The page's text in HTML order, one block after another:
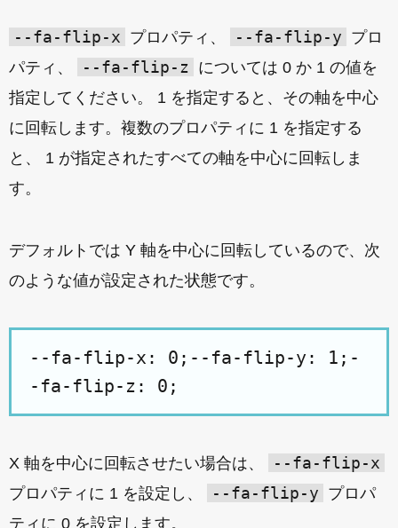
--fa-flip-x プロパティ、 --fa-flip-y プロ
パティ、
--fa-flip-z については 0 か 1 の値を
指定してください。 1 を指定すると、その軸を中心
に回転します。複数のプロパティに 1 を指定する
と、 1 が指定されたすべての軸を中心に回転しま
す。
デフォルトでは Y 軸を中心に回転しているので、次
のような値が設定された状態です。
--fa-flip-x: 0;--fa-flip-y: 1;-
-fa-flip-z: 0;
X 軸を中心に回転させたい場合は、 --fa-flip-x
プロパティに 1 を設定し、 --fa-flip-y プロパ
ティに 0 を設定します。